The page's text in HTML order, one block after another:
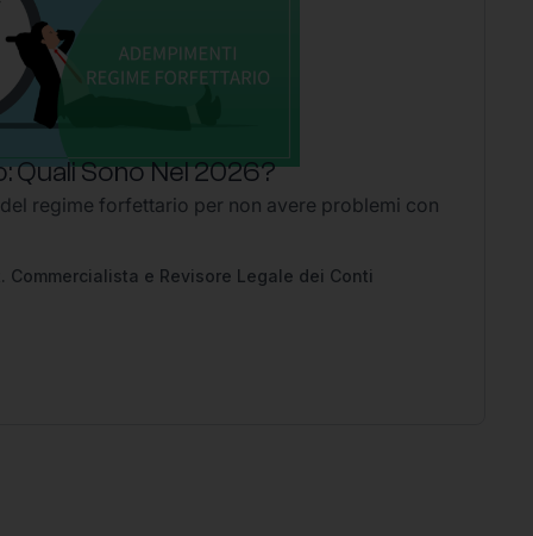
Sono Nel 2026?
regime forfettario per non avere problemi con
Commercialista e Revisore Legale dei Conti